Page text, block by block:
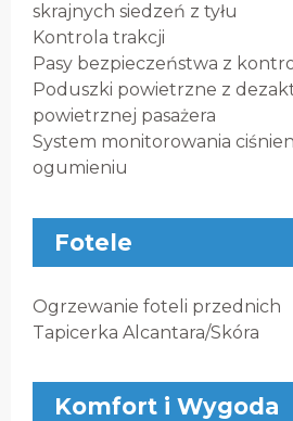
skrajnych siedzeń z tyłu
Kontrola trakcji
Pasy bezpieczeństwa z
Poduszki powietrzne z
powietrznej pasażera
System monitorowania
ogumieniu
Fotele
Ogrzewanie foteli przednich
Tapicerka Alcantara/Skóra
Komfort i Wygoda